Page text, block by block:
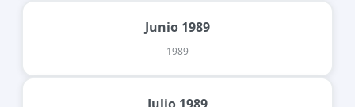
Junio 1989
1989